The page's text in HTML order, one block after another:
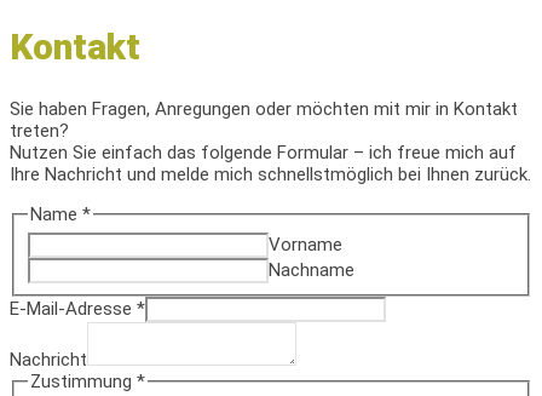
Kontakt
Sie haben Fragen, Anregungen oder möchten mit mir in Kontakt
treten?
Nutzen Sie einfach das folgende Formular – ich freue mich auf
Ihre Nachricht und melde mich schnellstmöglich bei Ihnen zurück.
Name*
Vorname
Nachname
Name
Zustimmung
Nachricht
E-Mail-Adresse *
Nachricht
Zustimmung*